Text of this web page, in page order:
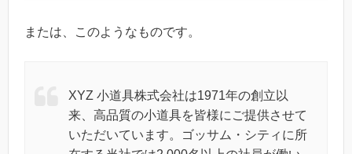
または、このようなものです。
XYZ 小道具株式会社は1971年の創立以
来、高品質の小道具を皆様にご提供させて
いただいています。ゴッサム・シティに所